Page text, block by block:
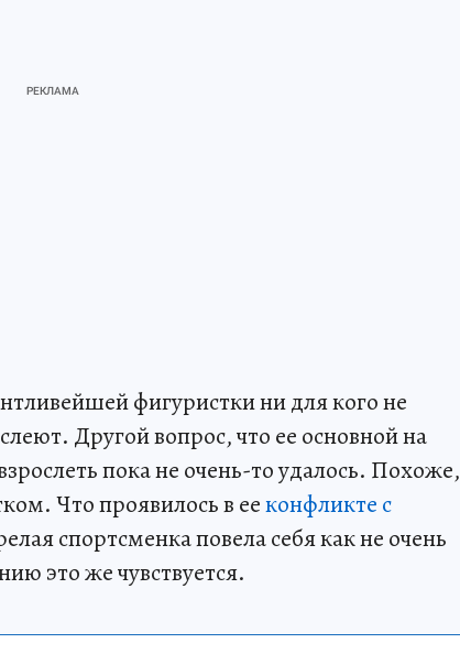
фигуристки ни для кого не
Другой вопрос, что ее основной на
пока не очень-то удалось. Похоже,
Что проявилось в ееконфликте с
спортсменка повела себя как не очень
это же чувствуется.